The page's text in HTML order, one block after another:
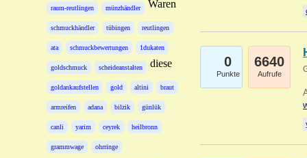
raum-reutlingen münzhändler
schmuckhändler tübingen reutlingen
ata schmuckbewertungen 1dukaten
goldschmuck scheideanstalten
goldankaufstellen gold altini braut
armreifen adana bilzik günlük
canli yarim ceyrek heilbronn
grammwage ohrringe
Waren
diese 0
Punkte
6640
Aufrufe